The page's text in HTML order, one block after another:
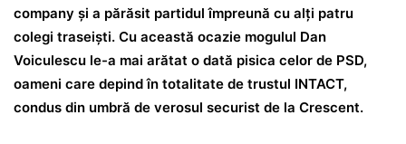
company și a părăsit partidul împreună cu alți patru
colegi traseiști. Cu această ocazie mogulul Dan
Voiculescu le-a mai arătat o dată pisica celor de PSD,
oameni care depind în totalitate de trustul INTACT,
condus din umbră de verosul securist de la Crescent.